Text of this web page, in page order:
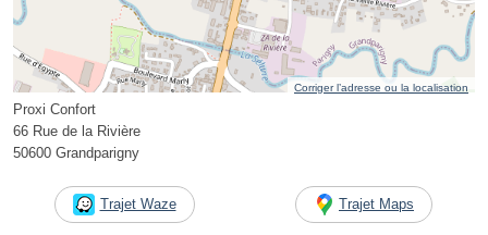
Corriger l’adresse ou la localisation
Proxi Confort
66 Rue de la Rivière
50600 Grandparigny
Trajet Waze Trajet Maps